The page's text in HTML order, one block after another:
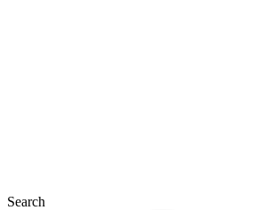
Search